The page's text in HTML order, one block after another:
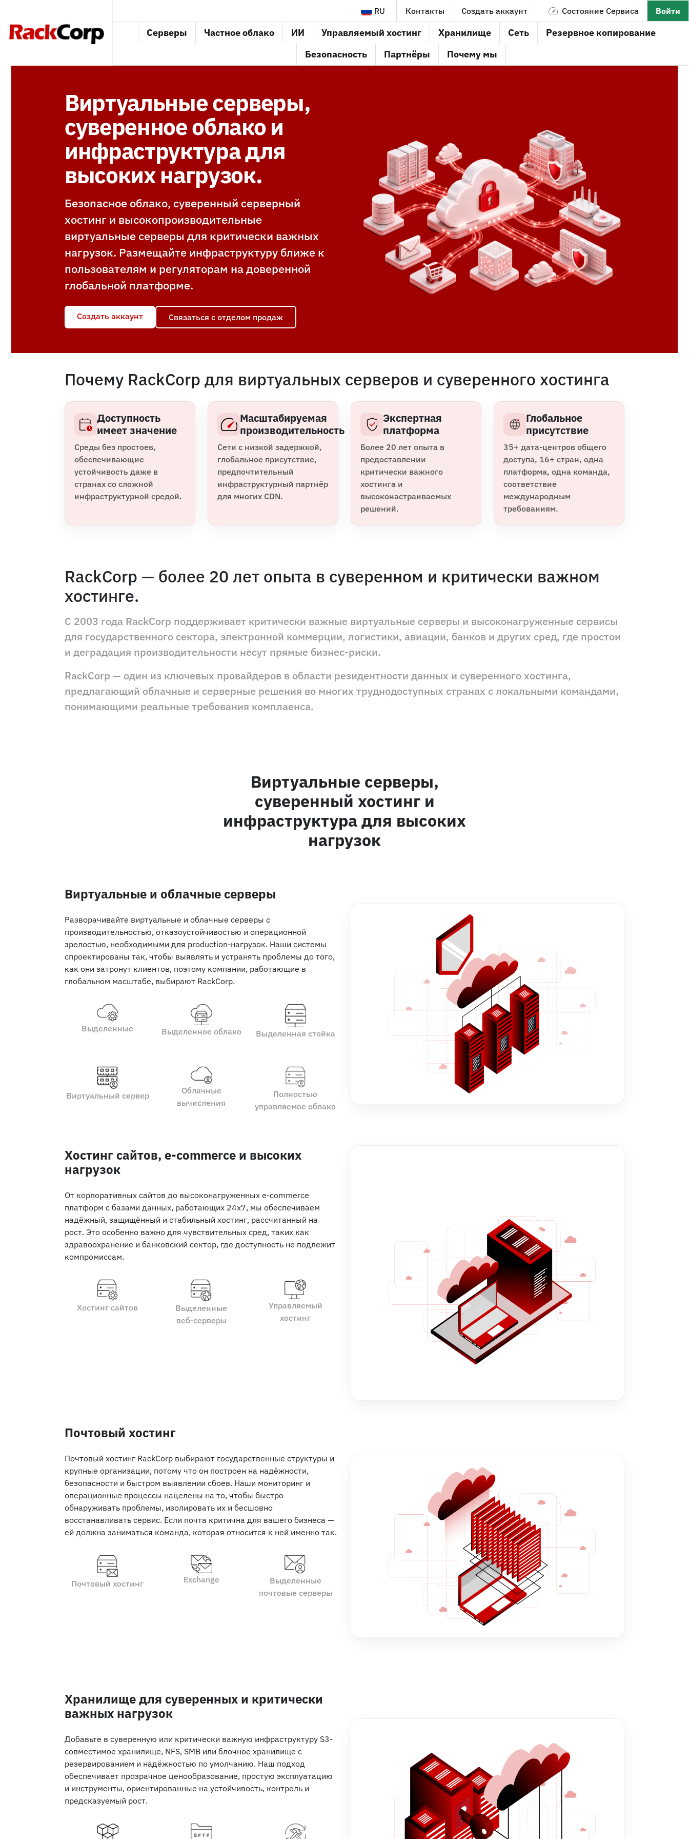
RU Контакты Создать аккаунт Состояние Сервиса Войти
Серверы Частное облако ИИ Управляемый хостинг Хранилище Сеть
Резервное копирование
Безопасность
Партнёры Почему мы
Виртуальные серверы,
суверенное облако и
инфраструктура для
высоких нагрузок.
Безопасное облако, суверенный серверный
хостинг и высокопроизводительные
виртуальные серверы для критически важных
нагрузок. Размещайте инфраструктуру ближе к
пользователям и регуляторам на доверенной
глобальной платформе.
Создать аккаунт Связаться с отделом продаж
Почему RackCorp для виртуальных серверов и суверенного хостинга
Доступность
имеет значение
Среды без простоев,
обеспечивающие
устойчивость даже в
странах со сложной
инфраструктурной средой.
Масштабируемая
производительность
Сети с низкой задержкой,
глобальное присутствие,
предпочтительный
инфраструктурный партнёр
для многих CDN.
Экспертная
платформа
Более 20 лет опыта в
предоставлении
критически важного
хостинга и
высоконастраиваемых
решений.
Глобальное
присутствие
35+ дата-центров общего
доступа, 16+ стран, одна
платформа, одна команда,
соответствие
международным
требованиям.
RackCorp — более 20 лет опыта в суверенном и критически важном
хостинге.
С 2003 года RackCorp поддерживает критически важные виртуальные серверы и высоконагруженные сервисы
для государственного сектора, электронной коммерции, логистики, авиации, банков и других сред, где простои
и деградация производительности несут прямые бизнес-риски.
RackCorp — один из ключевых провайдеров в области резидентности данных и суверенного хостинга,
предлагающий облачные и серверные решения во многих труднодоступных странах с локальными командами,
понимающими реальные требования комплаенса.
Виртуальные серверы,
суверенный хостинг и
инфраструктура для высоких
нагрузок
Виртуальные и облачные серверы
Разворачивайте виртуальные и облачные серверы с
производительностью, отказоустойчивостью и операционной
зрелостью, необходимыми для production-нагрузок. Наши системы
спроектированы так, чтобы выявлять и устранять проблемы до того,
как они затронут клиентов, поэтому компании, работающие в
глобальном масштабе, выбирают RackCorp.
Выделенные Выделенное облако Выделенная стойка
Виртуальный сервер
Облачные
вычисления
Полностью
управляемое облако
Хостинг сайтов, e-commerce и высоких
нагрузок
От корпоративных сайтов до высоконагруженных e-commerce
платформ с базами данных, работающих 24x7, мы обеспечиваем
надёжный, защищённый и стабильный хостинг, рассчитанный на
рост. Это особенно важно для чувствительных сред, таких как
здравоохранение и банковский сектор, где доступность не подлежит
компромиссам.
Хостинг сайтов
Выделенные
веб‑серверы
Управляемый
хостинг
Почтовый хостинг
Почтовый хостинг RackCorp выбирают государственные структуры и
крупные организации, потому что он построен на надёжности,
безопасности и быстром выявлении сбоев. Наши мониторинг и
операционные процессы нацелены на то, чтобы быстро
обнаруживать проблемы, изолировать их и бесшовно
восстанавливать сервис. Если почта критична для вашего бизнеса —
ей должна заниматься команда, которая относится к ней именно так.
Почтовый хостинг Exchange
Выделенные
почтовые серверы
Хранилище для суверенных и критически
важных нагрузок
Добавьте в суверенную или критически важную инфраструктуру S3-
совместимое хранилище, NFS, SMB или блочное хранилище с
резервированием и надёжностью по умолчанию. Наш подход
обеспечивает прозрачное ценообразование, простую эксплуатацию
и инструменты, ориентированные на устойчивость, контроль и
предсказуемый рост.